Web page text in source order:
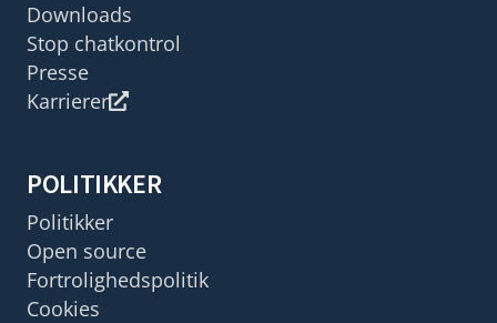
Downloads
Stop chatkontrol
Presse
Karrierer
POLITIKKER
Politikker
Open source
Fortrolighedspolitik
Cookies